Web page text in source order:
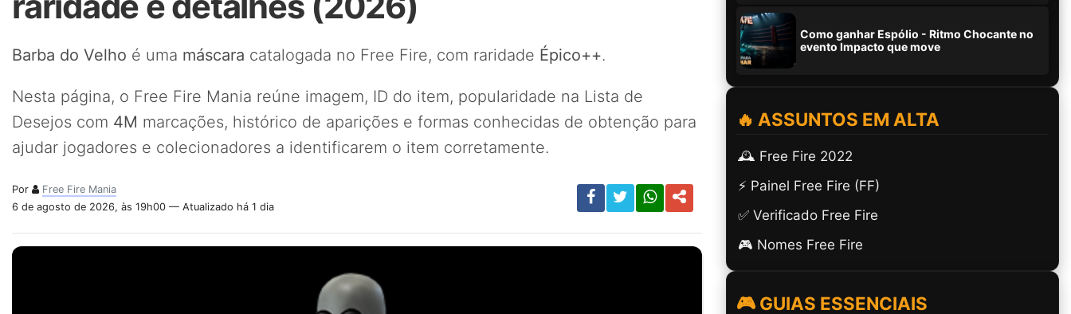
Barba do Velho é uma máscara catalogada no Free Fire, com raridade Épico++.
Nesta página, o Free Fire Mania reúne imagem, ID do item, popularidade na Lista de
Desejos com 4M marcações, histórico de aparições e formas conhecidas de obtenção para
ajudar jogadores e colecionadores a identificarem o item corretamente.
Por
Free Fire Mania
6 de agosto de 2026, às 19h00 — Atualizado há 1 dia
Como ganhar Espólio - Ritmo Chocante no
evento Impacto que move
🔥 ASSUNTOS EM ALTA
🕰️ Free Fire 2022
⚡ Painel Free Fire (FF)
✅ Verificado Free Fire
🎮 Nomes Free Fire
🎮 GUIAS ESSENCIAIS